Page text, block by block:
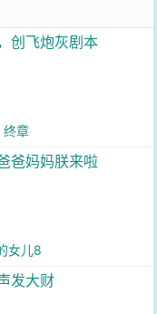
创飞炮灰剧本
终章
爸妈妈朕来啦
女儿8
发大财